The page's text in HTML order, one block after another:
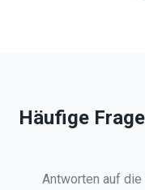
Häufige
Antworten auf